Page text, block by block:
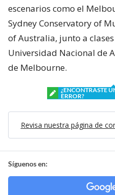
escenarios como el
Sydney Conservatory of
of Australia, junto a
Universidad Nacional de
de Melbourne.
¿ENCONTRASTE
ERROR?
Revisa nuestra página de
Síguenos en: